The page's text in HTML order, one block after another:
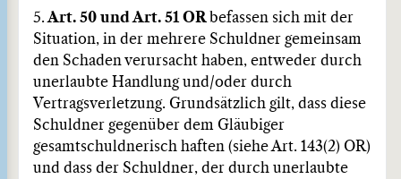
5. Art. 50 und Art. 51 OR befassen sich mit der
Situation, in der mehrere Schuldner gemeinsam
den Schaden verursacht haben, entweder durch
unerlaubte Handlung und/oder durch
Vertragsverletzung. Grundsätzlich gilt, dass diese
Schuldner gegenüber dem Gläubiger
gesamtschuldnerisch haften (siehe Art. 143(2) OR)
und dass der Schuldner, der durch unerlaubte